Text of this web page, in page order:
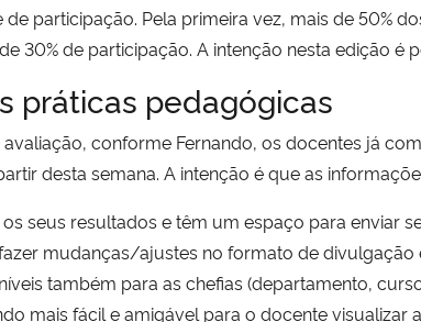
participação. Pela primeira vez, mais de 50%
30% de participação. A intenção nesta edição é
práticas pedagógicas
conforme Fernando, os docentes já
desta semana. A intenção é que as
os seus resultados e têm um espaço para
mudanças/ajustes no formato de
também para as chefias (departamento,
mais fácil e amigável para o docente visualizar